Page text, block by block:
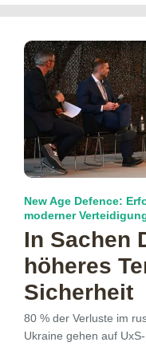
New Age Defence:
moderner
In Sachen
höheres
Sicherheit
80 % der Verluste im
Ukraine gehen auf